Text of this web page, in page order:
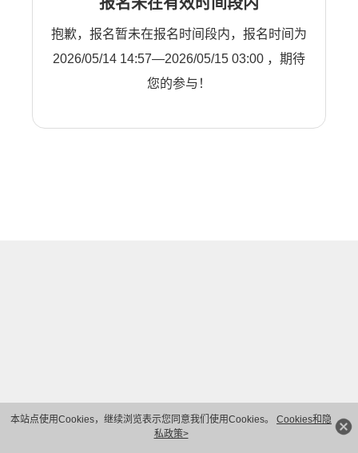
本站点使用Cookies，继续浏览表示您同意我们使用Cookies。 Cookies和隐
私政策>
抱歉，报名暂未在报名时间段内，报名时间为
2026/05/14 14:57—2026/05/15 03:00 ，期待
您的参与！